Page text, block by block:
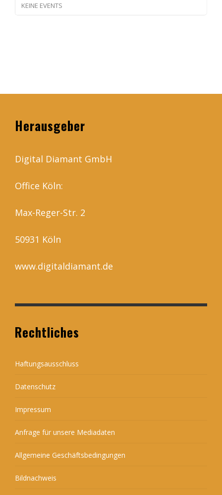
KEINE EVENTS
Herausgeber
Digital Diamant GmbH
Office Köln:
Max-Reger-Str. 2
50931 Köln
www.digitaldiamant.de
Rechtliches
Haftungsausschluss
Datenschutz
Impressum
Anfrage für unsere Mediadaten
Allgemeine Geschäftsbedingungen
Bildnachweis